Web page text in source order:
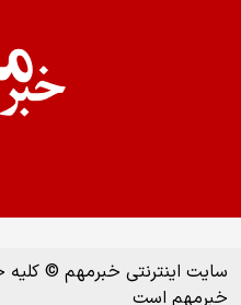
سایت اینترنتی خبرمهم ©
خبرمهم است